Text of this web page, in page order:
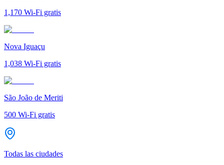
1,170 Wi-Fi gratis
Nova Iguaçu
1,038 Wi-Fi gratis
São João de Meriti
500 Wi-Fi gratis
Todas las ciudades